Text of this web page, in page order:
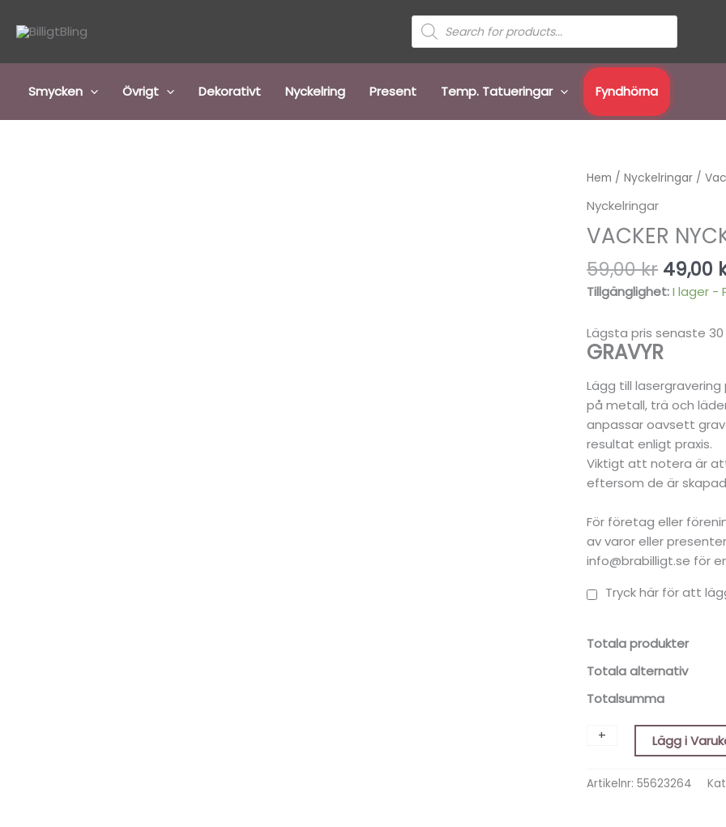
Sök
efter
produkter
Smycken Övrigt Dekorativt Nyckelring Present Temp. Tatueringar Fyndhörna
Hem /Nyckelringar /
Nyckelringar
VACKER
59,00kr
Det
var:
59,00
49,00
Tillgänglighet:I lager -
Lägsta pris senaste
GRAVYR
Lägg till
på metall, trä och
anpassar oavsett
resultat enligt praxis.
Viktigt att notera är
eftersom de är
För företag eller
av varor eller
info@brabilligt.se för
Tryck här för att
Totala produkter
Totala alternativ
Totalsumma
-
Vacker
Bokstaven
C
+ Lägg i
Artikelnr:55623264